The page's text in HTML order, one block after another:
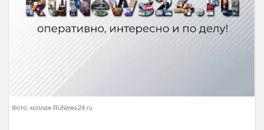
Фото: коллаж RuNews24.ru